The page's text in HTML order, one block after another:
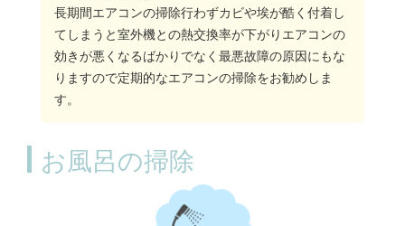
長期間エアコンの掃除行わずカビや埃が酷く付着し
てしまうと室外機との熱交換率が下がりエアコンの
効きが悪くなるばかりでなく最悪故障の原因にもな
りますので定期的なエアコンの掃除をお勧めしま
す。
お風呂の掃除